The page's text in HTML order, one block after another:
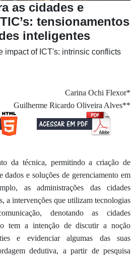
as cidades e
tensionamentos
inteligentes
impact of ICT's: intrinsic conflicts
Carina Ochi Flexor*
Guilherme Ricardo Oliveira Alves**
da técnica, permitindo a criação de
dados e soluções de gerenciamento em
as administrações das cidades
a intervenções que utilizam tecnologias
denotando as cidades
tem a intenção de discutir a noção
e evidenciar algumas das suas
dedutiva, a partir de pesquisa